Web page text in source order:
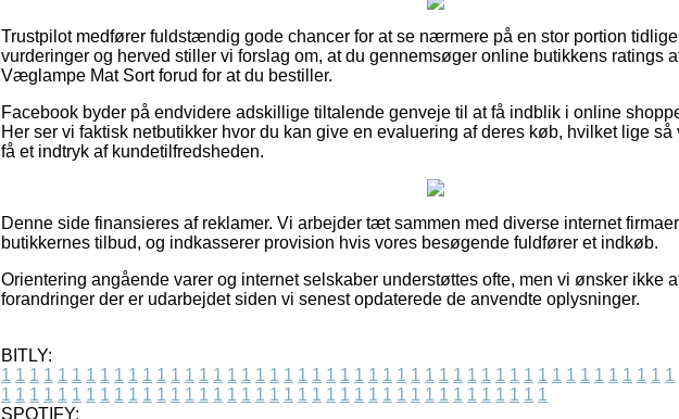
Trustpilot medfører fuldstændig gode chancer for at se nærmere på en stor portion
vurderinger og herved stiller vi forslag om, at du gennemsøger online butikkens ratings
Væglampe Mat Sort forud for at du bestiller.
Facebook byder på endvidere adskillige tiltalende genveje til at få indblik i online
Her ser vi faktisk netbutikker hvor du kan give en evaluering af deres køb, hvilket lige
få et indtryk af kundetilfredsheden.
Denne side finansieres af reklamer. Vi arbejder tæt sammen med diverse internet
butikkernes tilbud, og indkasserer provision hvis vores besøgende fuldfører et indkøb.
Orientering angående varer og internet selskaber understøttes ofte, men vi ønsker ikke
forandringer der er udarbejdet siden vi senest opdaterede de anvendte oplysninger.
BITLY:
1 1 1 1 1 1 1 1 1 1 1 1 1 1 1 1 1 1 1 1 1 1 1 1 1 1 1 1 1 1 1 1 1 1 1 1 1 1 1 1 1 1 1 1 1 1 1 1
1 1 1 1 1 1 1 1 1 1 1 1 1 1 1 1 1 1 1 1 1 1 1 1 1 1 1 1 1 1 1 1 1 1 1 1 1 1 1
SPOTIFY: